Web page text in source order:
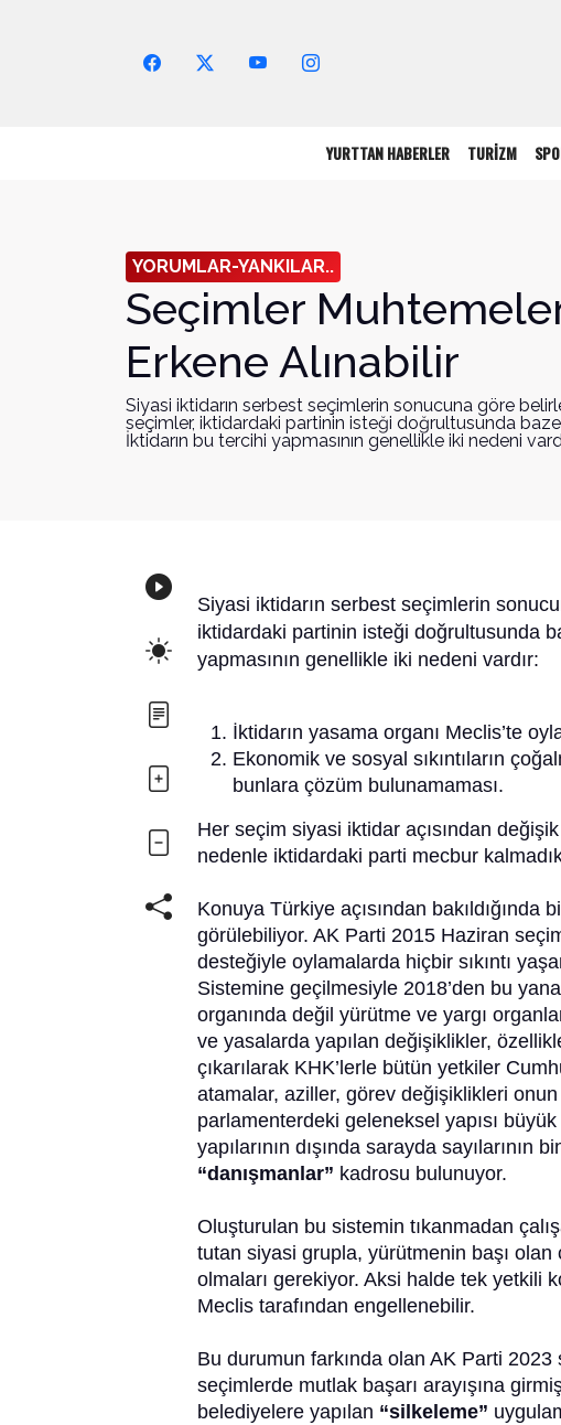
YURTTAN HABERLER TURİZM
YORUMLAR-YANKILAR..
Seçimler
Erkene Alınabilir
Siyasi iktidarın serbest seçimlerin sonucuna göre
seçimler, iktidardaki partinin isteği doğrultusunda
İktidarın bu tercihi yapmasının genellikle iki nedeni
Siyasi iktidarın serbest seçimlerin
iktidardaki partinin isteği doğrultusunda
yapmasının genellikle iki nedeni vardır:
İktidarın yasama organı Meclis’te
Ekonomik ve sosyal sıkıntıların
bunlara çözüm bulunamaması.
Her seçim siyasi iktidar açısından
nedenle iktidardaki parti mecbur
Konuya Türkiye açısından bakıldığında
görülebiliyor. AK Parti 2015 Haziran
desteğiyle oylamalarda hiçbir sıkıntı
Sistemine geçilmesiyle 2018’den bu
organında değil yürütme ve yargı
ve yasalarda yapılan değişiklikler,
çıkarılarak KHK’lerle bütün yetkiler
atamalar, aziller, görev değişiklikleri
parlamenterdeki geleneksel yapısı
yapılarının dışında sarayda sayılarının
“danışmanlar” kadrosu bulunuyor.
Oluşturulan bu sistemin tıkanmadan
tutan siyasi grupla, yürütmenin başı olan
olmaları gerekiyor. Aksi halde tek yetkili
Meclis tarafından engellenebilir.
Bu durumun farkında olan AK Parti
seçimlerde mutlak başarı arayışına
belediyelere yapılan “silkeleme”
Arama Yap!